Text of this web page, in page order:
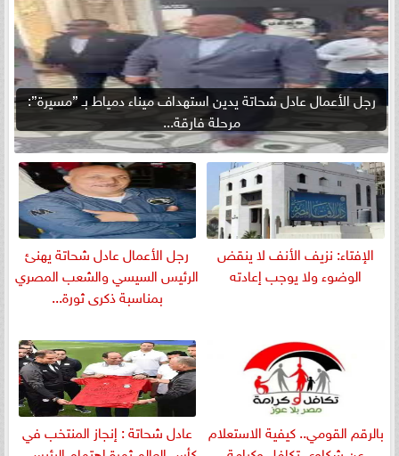
رجل الأعمال عادل شحاتة يدين استهداف ميناء دمياط بـ ”مسيرة”:
مرحلة فارقة...
الإفتاء: نزيف الأنف لا ينقض
الوضوء ولا يوجب إعادته
رجل الأعمال عادل شحاتة يهنئ
الرئيس السيسي والشعب المصري
بمناسبة ذكرى ثورة...
بالرقم القومي.. كيفية الاستعلام
عادل شحاتة : إنجاز المنتخب في